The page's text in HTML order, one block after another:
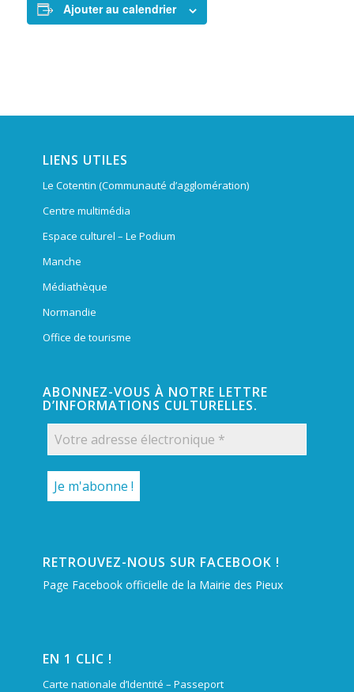
Ajouter au calendrier
LIENS UTILES
Le Cotentin (Communauté d’agglomération)
Centre multimédia
Espace culturel – Le Podium
Manche
Médiathèque
Normandie
Office de tourisme
ABONNEZ-VOUS À NOTRE LETTRE
D’INFORMATIONS CULTURELLES.
RETROUVEZ-NOUS SUR FACEBOOK !
Page Facebook officielle de la Mairie des Pieux
EN 1 CLIC !
Carte nationale d’Identité – Passeport